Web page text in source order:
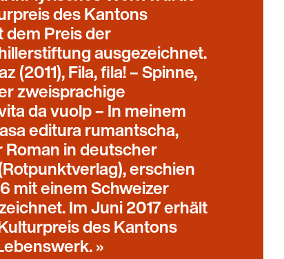
des Kantons
Preis der
ausgezeichnet.
(2011), Fila, fila! – Spinne,
zweisprachige
da vuolp – In meinem
editura rumantscha,
Roman in deutscher
erschien
mit einem Schweizer
Im Juni 2017 erhält
des Kantons